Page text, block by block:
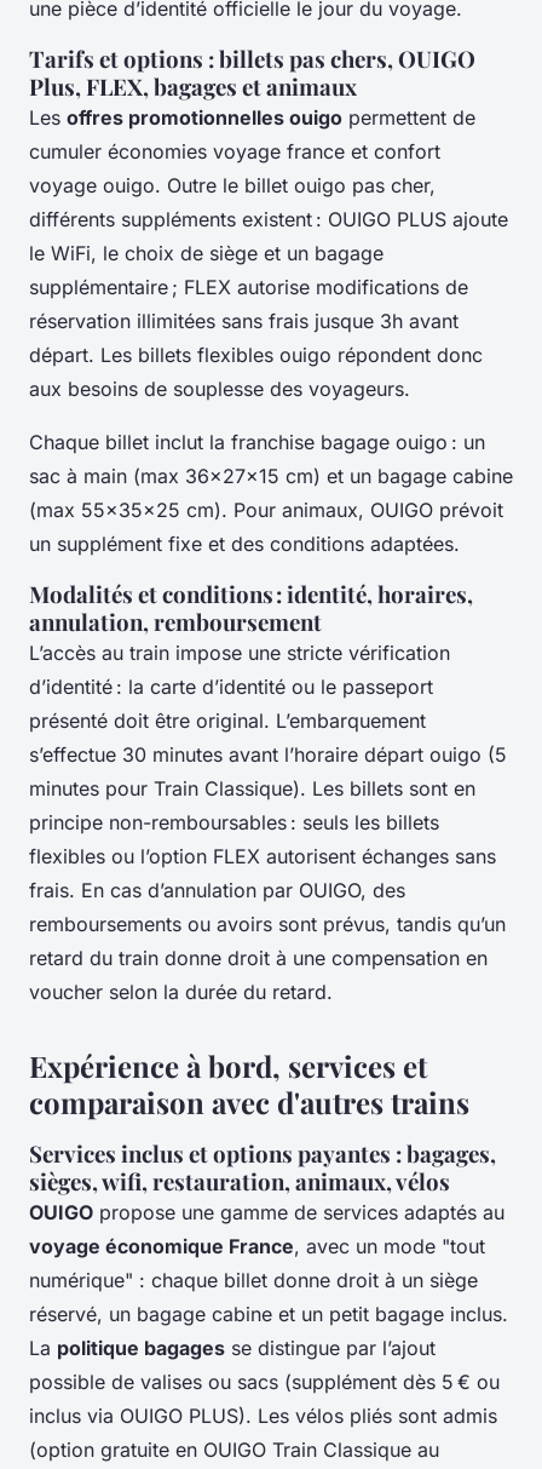
une pièce d’identité officielle le jour du voyage.
Tarifs et options : billets pas chers, OUIGO
Plus, FLEX, bagages et animaux
Les offres promotionnelles ouigo permettent de
cumuler économies voyage france et confort
voyage ouigo. Outre le billet ouigo pas cher,
différents suppléments existent : OUIGO PLUS ajoute
le WiFi, le choix de siège et un bagage
supplémentaire ; FLEX autorise modifications de
réservation illimitées sans frais jusque 3h avant
départ. Les billets flexibles ouigo répondent donc
aux besoins de souplesse des voyageurs.
Chaque billet inclut la franchise bagage ouigo : un
sac à main (max 36x27x15 cm) et un bagage cabine
(max 55x35x25 cm). Pour animaux, OUIGO prévoit
un supplément fixe et des conditions adaptées.
Modalités et conditions : identité, horaires,
annulation, remboursement
L’accès au train impose une stricte vérification
d’identité : la carte d’identité ou le passeport
présenté doit être original. L’embarquement
s’effectue 30 minutes avant l’horaire départ ouigo (5
minutes pour Train Classique). Les billets sont en
principe non-remboursables : seuls les billets
flexibles ou l’option FLEX autorisent échanges sans
frais. En cas d’annulation par OUIGO, des
remboursements ou avoirs sont prévus, tandis qu’un
retard du train donne droit à une compensation en
voucher selon la durée du retard.
Expérience à bord, services et
comparaison avec d'autres trains
Services inclus et options payantes : bagages,
sièges, wifi, restauration, animaux, vélos
OUIGO propose une gamme de services adaptés au
voyage économique France, avec un mode "tout
numérique" : chaque billet donne droit à un siège
réservé, un bagage cabine et un petit bagage inclus.
La politique bagages se distingue par l’ajout
possible de valises ou sacs (supplément dès 5 € ou
inclus via OUIGO PLUS). Les vélos pliés sont admis
(option gratuite en OUIGO Train Classique au